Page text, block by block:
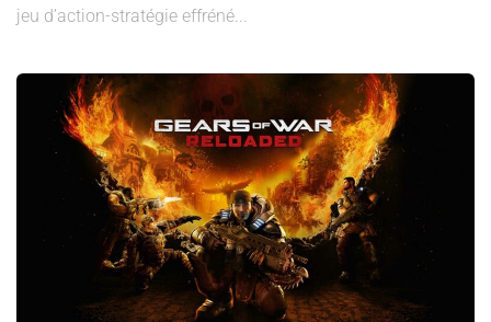
jeu d’action-stratégie effréné...